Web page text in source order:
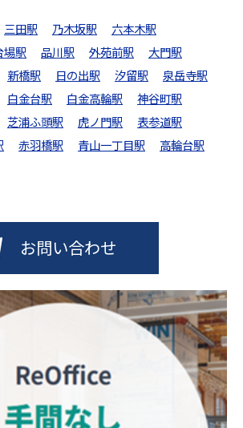
三田駅 乃木坂駅
六本木駅
場駅 品川駅 外苑前駅
大門駅
新橋駅 日の出駅 汐留駅
泉岳寺駅
白金台駅 白金高輪駅
神谷町駅
芝浦ふ頭駅 虎ノ門駅
表参道駅
赤羽橋駅 青山一丁目駅
高輪台駅
お問い合わせ